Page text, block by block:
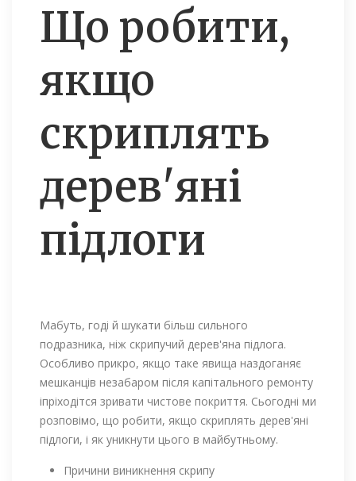
Що робити,
якщо
скриплять
дерев'яні
підлоги
Мабуть, годі й шукати більш сильного
подразника, ніж скрипучий дерев'яна підлога.
Особливо прикро, якщо таке явища наздоганяє
мешканців незабаром після капітального ремонту
іпріходітся зривати чистове покриття. Сьогодні ми
розповімо, що робити, якщо скриплять дерев'яні
підлоги, і як уникнути цього в майбутньому.
Причини виникнення скрипу